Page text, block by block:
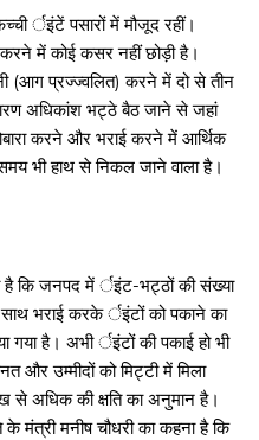
र्इंटें पसारों में मौजूद रहीं।
में कोई कसर नहीं छोड़ी है।
(आग प्रज्ज्वलित) करने में दो से तीन
अधिकांश भट्ठे बैठ जाने से जहां
करने और भराई करने में आर्थिक
भी हाथ से निकल जाने वाला है।
है कि जनपद में र्इंट-भट्ठों की संख्या
भराई करके र्इंटों को पकाने का
गया है। अभी र्इंटों की पकाई हो भी
और उम्मीदों को मिट्टी में मिला
अधिक की क्षति का अनुमान है।
के मंत्री मनीष चौधरी का कहना है कि